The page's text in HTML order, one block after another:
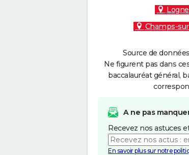
Champs-
Source de
Ne figurent pas dans
baccalauréat général,
A ne pas
Recevez nos astuces
En savoir plus sur notre